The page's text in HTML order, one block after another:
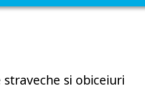
si obiceiuri